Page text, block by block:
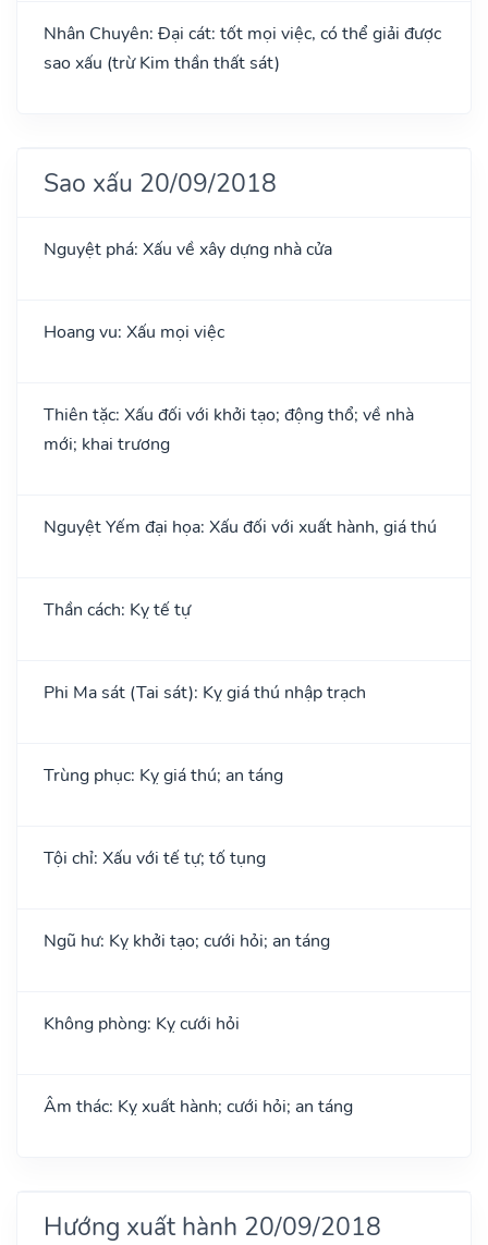
Nhân Chuyên: Đại cát: tốt mọi việc, có thể giải được
sao xấu (trừ Kim thần thất sát)
Sao xấu 20/09/2018
Nguyệt phá: Xấu về xây dựng nhà cửa
Hoang vu: Xấu mọi việc
Thiên tặc: Xấu đối với khởi tạo; động thổ; về nhà
mới; khai trương
Nguyệt Yếm đại họa: Xấu đối với xuất hành, giá thú
Thần cách: Kỵ tế tự
Phi Ma sát (Tai sát): Kỵ giá thú nhập trạch
Trùng phục: Kỵ giá thú; an táng
Tội chỉ: Xấu với tế tự; tố tụng
Ngũ hư: Kỵ khởi tạo; cưới hỏi; an táng
Không phòng: Kỵ cưới hỏi
Âm thác: Kỵ xuất hành; cưới hỏi; an táng
Hướng xuất hành 20/09/2018